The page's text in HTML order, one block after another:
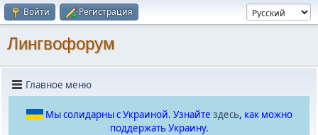
Войти Регистрация
Лингвофорум
Главное меню
Мы солидарны с Украиной. Узнайте здесь, как можно
поддержать Украину.